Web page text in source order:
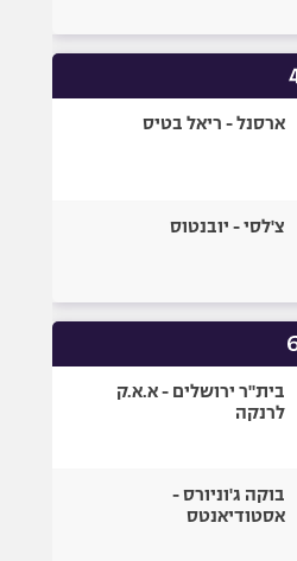
ארסנל - ריאל בטיס
צ'לסי - יובנטוס
בית"ר ירושלים - א.א.ק
לרנקה
בוקה ג'וניורס -
אסטודיאנטס